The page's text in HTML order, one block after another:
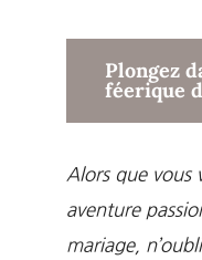
Plongez
féerique
Alors que vous
aventure
mariage,